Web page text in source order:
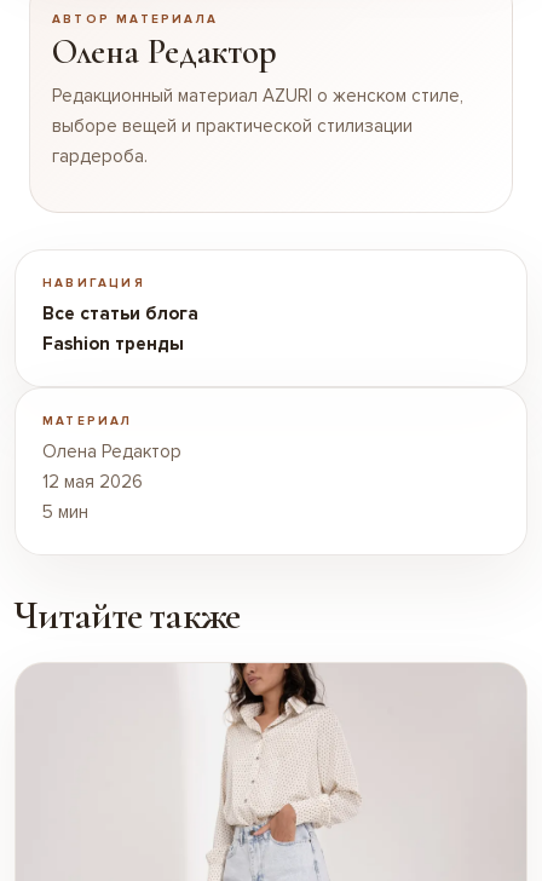
АВТОР МАТЕРИАЛА
Олена Редактор
Редакционный материал AZURI о женском стиле,
выборе вещей и практической стилизации
гардероба.
НАВИГАЦИЯ
Все статьи блога
Fashion тренды
МАТЕРИАЛ
Олена Редактор
12 мая 2026
5 мин
Читайте также